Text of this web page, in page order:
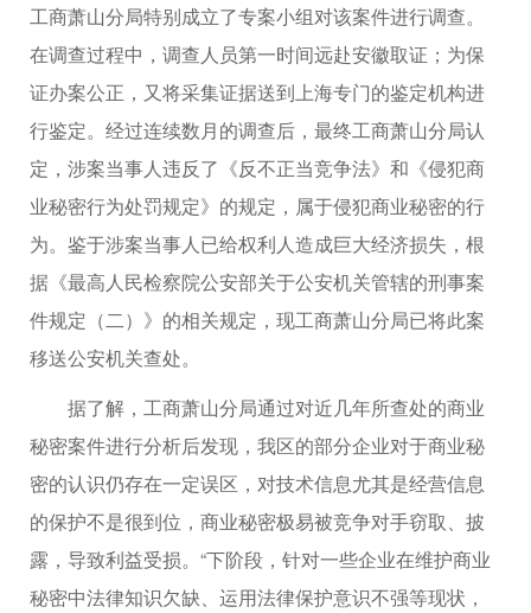
工商萧山分局特别成立了专案小组对该案件进行调查。
在调查过程中，调查人员第一时间远赴安徽取证；为保
证办案公正，又将采集证据送到上海专门的鉴定机构进
行鉴定。经过连续数月的调查后，最终工商萧山分局认
定，涉案当事人违反了《反不正当竞争法》和《侵犯商
业秘密行为处罚规定》的规定，属于侵犯商业秘密的行
为。鉴于涉案当事人已给权利人造成巨大经济损失，根
据《最高人民检察院公安部关于公安机关管辖的刑事案
件规定（二）》的相关规定，现工商萧山分局已将此案
移送公安机关查处。
据了解，工商萧山分局通过对近几年所查处的商业
秘密案件进行分析后发现，我区的部分企业对于商业秘
密的认识仍存在一定误区，对技术信息尤其是经营信息
的保护不是很到位，商业秘密极易被竞争对手窃取、披
露，导致利益受损。“下阶段，针对一些企业在维护商业
秘密中法律知识欠缺、运用法律保护意识不强等现状，